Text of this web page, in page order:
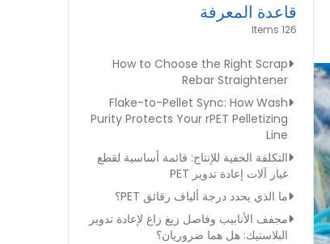
قاعدة المعرفة
126 Items
How to Choose the Right Scrap
Rebar Straightener
Flake-to-Pellet Sync: How Wash
Purity Protects Your rPET Pelletizing
Line
التكلفة الخفية للإنتاج: قائمة أساسية لقطع
غيار آلات إعادة تدوير PET
ما الذي يحدد درجة ألياف رقائق PET؟
مجفف الأنابيب وفاصل زيغ زاغ لإعادة تدوير
البلاستيك: هل هما ضروريان؟